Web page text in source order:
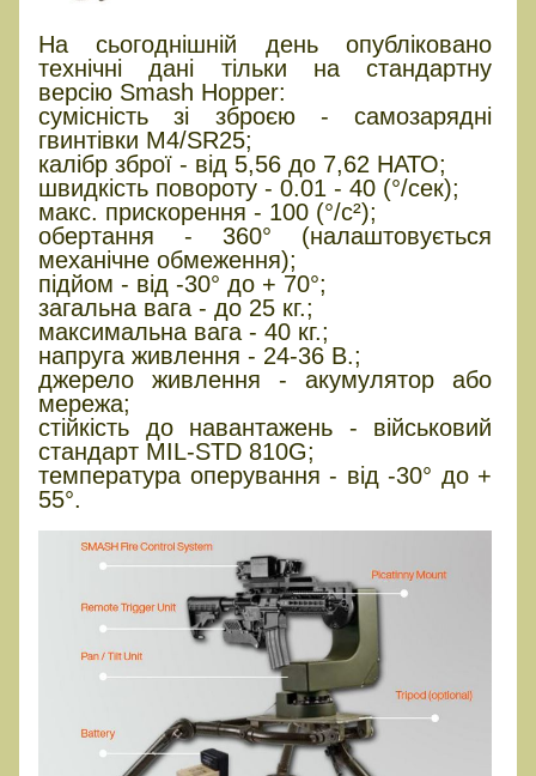
На сьогоднішній день опубліковано
технічні дані тільки на стандартну
версію Smash Hopper:
сумісність зі зброєю - самозарядні
гвинтівки M4/SR25;
калібр зброї - від 5,56 до 7,62 НАТО;
швидкість повороту - 0.01 - 40 (°/сек);
макс. прискорення - 100 (°/с²);
обертання - 360° (налаштовується
механічне обмеження);
підйом - від -30° до + 70°;
загальна вага - до 25 кг.;
максимальна вага - 40 кг.;
напруга живлення - 24-36 В.;
джерело живлення - акумулятор або
мережа;
стійкість до навантажень - військовий
стандарт MIL-STD 810G;
температура оперування - від -30° до +
55°.